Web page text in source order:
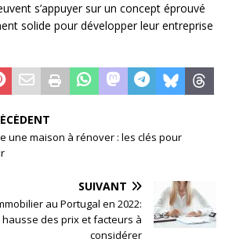
s’appuyer sur un concept éprouvé
solide pour développer leur entreprise
une maison à rénover : les clés pour
SUIVANT
au Portugal en 2022:
des prix et facteurs à
considérer